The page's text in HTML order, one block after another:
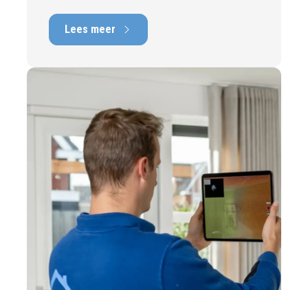
woning, inclusief eventuele gebreken,
onderhoudspunten en te verwachten
herstelkosten. In deze blog leest u waarom
onafhankelijkheid zo belangrijk is en hoe
een deskundige bouwkundige inspectie u
helpt om met vertrouwen een woning te
kopen of te verkopen.
Lees meer